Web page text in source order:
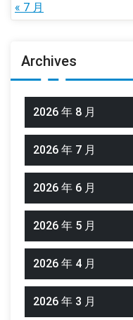
« 7 月
Archives
2026 年 8 月
2026 年 7 月
2026 年 6 月
2026 年 5 月
2026 年 4 月
2026 年 3 月